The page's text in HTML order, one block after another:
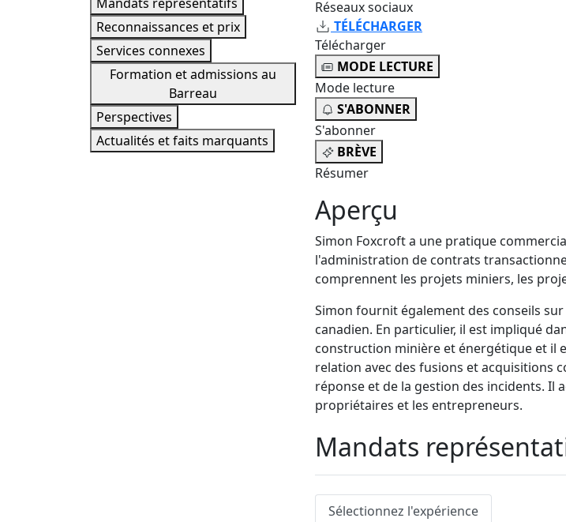
Reconnaissances et prix
Services connexes
Formation et admissions au
Barreau
Perspectives
Actualités et faits marquants
Réseaux sociaux
TÉLÉCHARGER
Télécharger
MODE LECTURE
Mode lecture
S'ABONNER
S'abonner
BRÈVE
Résumer
Aperçu
Simon Foxcroft a une pratique
l'administration de contrats
comprennent les projets miniers, les
Simon fournit également des conseils
canadien. En particulier, il est impliqué
construction minière et énergétique et il
relation avec des fusions et acquisitions
réponse et de la gestion des incidents.
propriétaires et les entrepreneurs.
Ayant passé trois ans à titre d'avocat
plan, Simon connaît très bien tous les
préparation de contrats d'achat et de
garde-corps et l'expédition de
négociation et la préparation d'accords
Mandats
Sélectionnez l'expérience